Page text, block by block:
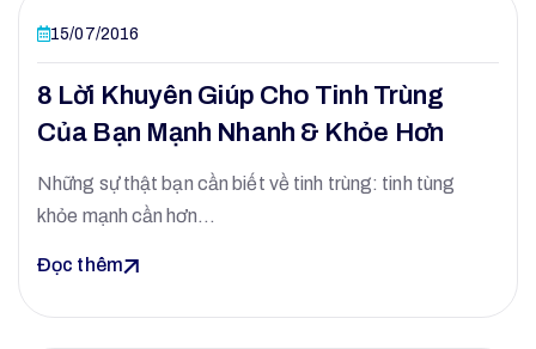
15/07/2016
8 Lời Khuyên Giúp Cho Tinh Trùng
Của Bạn Mạnh Nhanh & Khỏe Hơn
Những sự thật bạn cần biết về tinh trùng: tinh tùng
khỏe mạnh cần hơn…
Đọc thêm